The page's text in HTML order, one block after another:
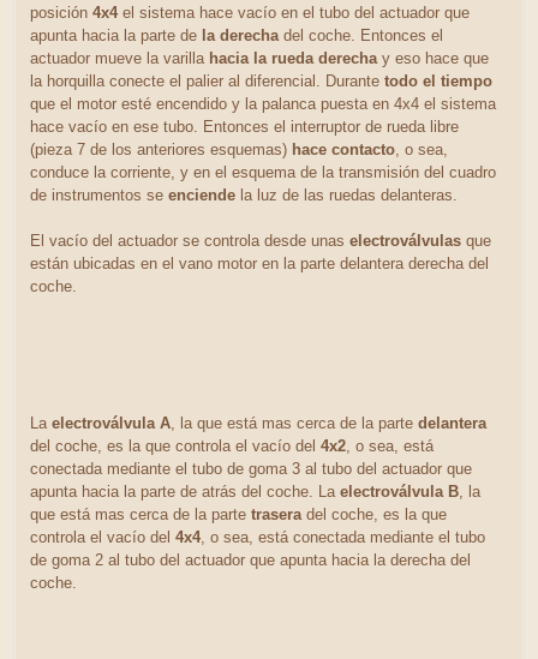
posición 4x4el sistema hace vacío en el tubo del actuador que
apunta hacia la parte de la derecha del coche. Entonces el
actuador mueve la varilla hacia la rueda derecha y eso hace que
la horquilla conecte el palier al diferencial. Durante todo el tiempo
que el motor esté encendido y la palanca puesta en 4x4 el sistema
hace vacío en ese tubo. Entonces el interruptor de rueda libre
(pieza 7 de los anteriores esquemas) hace contacto , o sea,
conduce la corriente, y en el esquema de la transmisión del cuadro
de instrumentos se enciende la luz de las ruedas delanteras.
El vacío del actuador se controla desde unas electroválvulas que
están ubicadas en el vano motor en la parte delantera derecha del
coche.
La electroválvula A , la que está mas cerca de la parte delantera
del coche, es la que controla el vacío del 4x2 , o sea, está
conectada mediante el tubo de goma 3 al tubo del actuador que
apunta hacia la parte de atrás del coche. La electroválvula B , la
que está mas cerca de la parte trasera del coche, es la que
controla el vacío del 4x4, o sea, está conectada mediante el tubo
de goma 2 al tubo del actuador que apunta hacia la derecha del
coche.